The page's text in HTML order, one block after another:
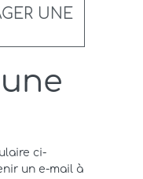
UNE
ci-
un e-mail à